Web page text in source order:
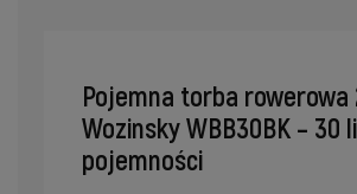
Pojemna torba rowerowa
Wozinsky WBB30BK – 30
pojemności